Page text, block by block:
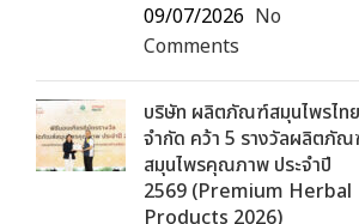
09/07/2026 No
Comments
บริษัท ผลิตภัณฑ์สมุนไพรไทย
จำกัด คว้า 5 รางวัลผลิตภั
สมุนไพรคุณภาพ ประจำปี
2569 (Premium Herbal
Products 2026)